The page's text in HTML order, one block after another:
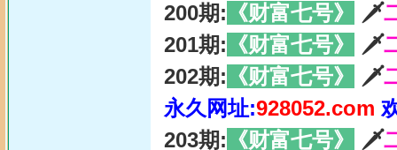
200期: 《财富七号》 🗡
201期: 《财富七号》 🗡
202期: 《财富七号》 🗡
永久网址:928052.com
203期: 《财富七号》 🗡